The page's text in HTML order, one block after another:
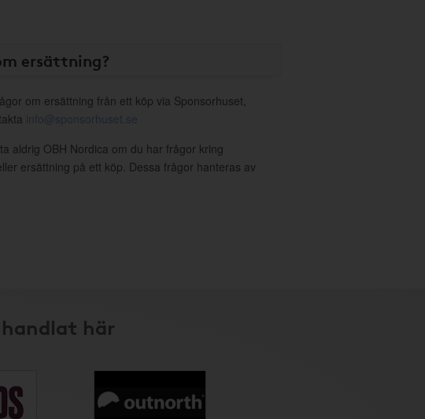
ersättning?
om ersättning från ett köp via Sponsorhuset,
info@sponsorhuset.se
aldrig OBH Nordica om du har frågor kring
ersättning på ett köp. Dessa frågor hanteras av
här